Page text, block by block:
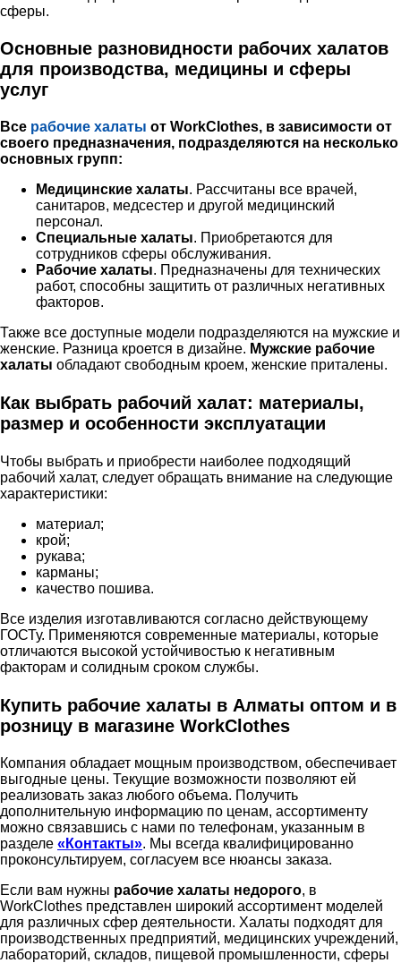
сферы.
Основные разновидности рабочих халатов
для производства, медицины и сферы
услуг
Все рабочие халаты от WorkClothes, в зависимости от
своего предназначения, подразделяются на несколько
основных групп:
Медицинские халаты. Рассчитаны все врачей,
санитаров, медсестер и другой медицинский
персонал.
Специальные халаты. Приобретаются для
сотрудников сферы обслуживания.
Рабочие халаты. Предназначены для технических
работ, способны защитить от различных негативных
факторов.
Также все доступные модели подразделяются на мужские и
женские. Разница кроется в дизайне. Мужские рабочие
халаты обладают свободным кроем, женские приталены.
Как выбрать рабочий халат: материалы,
размер и особенности эксплуатации
Чтобы выбрать и приобрести наиболее подходящий
рабочий халат, следует обращать внимание на следующие
характеристики:
материал;
крой;
рукава;
карманы;
качество пошива.
Все изделия изготавливаются согласно действующему
ГОСТу. Применяются современные материалы, которые
отличаются высокой устойчивостью к негативным
факторам и солидным сроком службы.
Купить рабочие халаты в Алматы оптом и в
розницу в магазине WorkClothes
Компания обладает мощным производством, обеспечивает
выгодные цены. Текущие возможности позволяют ей
реализовать заказ любого объема. Получить
дополнительную информацию по ценам, ассортименту
можно связавшись с нами по телефонам, указанным в
разделе «Контакты». Мы всегда квалифицированно
проконсультируем, согласуем все нюансы заказа.
Если вам нужны рабочие халаты недорого, в
WorkClothes представлен широкий ассортимент моделей
для различных сфер деятельности. Халаты подходят для
производственных предприятий, медицинских учреждений,
лабораторий, складов, пищевой промышленности, сферы